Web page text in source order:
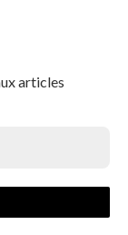
articles